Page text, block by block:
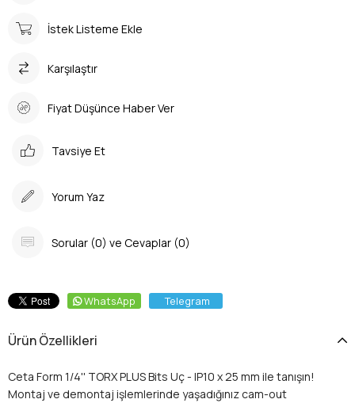
İstek Listeme Ekle
Karşılaştır
Fiyat Düşünce Haber Ver
Tavsiye Et
Yorum Yaz
Sorular (0) ve Cevaplar (0)
WhatsApp Telegram
Ürün Özellikleri
Ceta Form 1/4'' TORX PLUS Bits Uç - IP10 x 25 mm ile tanışın!
Montaj ve demontaj işlemlerinde yaşadığınız cam-out